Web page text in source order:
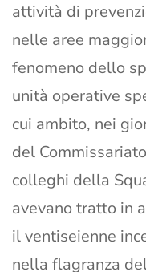
attività di
nelle aree
fenomeno dello
unità operative
cui ambito, nei
del
colleghi della
avevano tratto in
il ventiseienne
nella flagranza